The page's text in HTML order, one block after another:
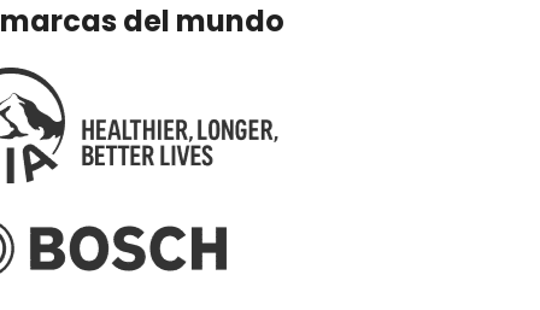
marcas del mundo